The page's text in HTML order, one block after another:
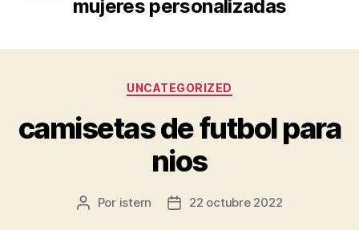
mujeres personalizadas
Categorías
UNCATEGORIZED
camisetas de futbol para
nios
Autor
Por istern
Fecha22 octubre 2022